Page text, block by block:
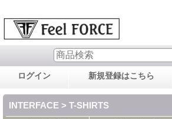
ログイン 新規登録はこちら
INTERFACE > T-SHIRTS